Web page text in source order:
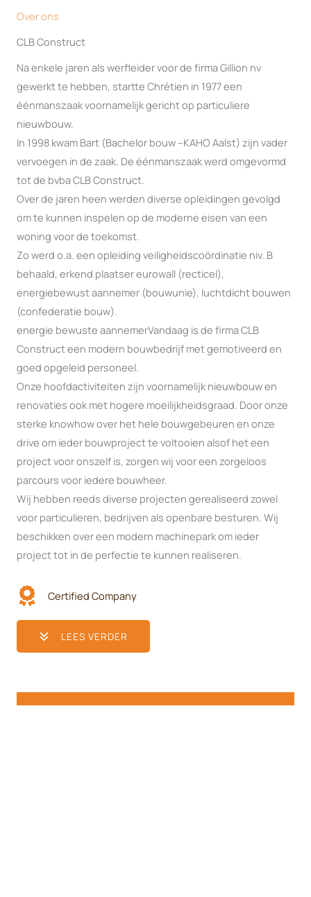
Over ons
CLB Construct
Na enkele jaren als werfleider voor de firma Gillion nv
gewerkt te hebben, startte Chrétien in 1977 een
éénmanszaak voornamelijk gericht op particuliere
nieuwbouw.
In 1998 kwam Bart (Bachelor bouw –KAHO Aalst) zijn vader
vervoegen in de zaak. De éénmanszaak werd omgevormd
tot de bvba CLB Construct.
Over de jaren heen werden diverse opleidingen gevolgd
om te kunnen inspelen op de moderne eisen van een
woning voor de toekomst.
Zo werd o.a. een opleiding veiligheidscoördinatie niv. B
behaald, erkend plaatser eurowall (recticel),
energiebewust aannemer (bouwunie), luchtdicht bouwen
(confederatie bouw).
energie bewuste aannemerVandaag is de firma CLB
Construct een modern bouwbedrijf met gemotiveerd en
goed opgeleid personeel.
Onze hoofdactiviteiten zijn voornamelijk nieuwbouw en
renovaties ook met hogere moeilijkheidsgraad. Door onze
sterke knowhow over het hele bouwgebeuren en onze
drive om ieder bouwproject te voltooien alsof het een
project voor onszelf is, zorgen wij voor een zorgeloos
parcours voor iedere bouwheer.
Wij hebben reeds diverse projecten gerealiseerd zowel
voor particulieren, bedrijven als openbare besturen. Wij
beschikken over een modern machinepark om ieder
project tot in de perfectie te kunnen realiseren.
Certified Company
LEES VERDER